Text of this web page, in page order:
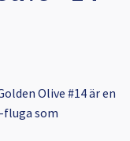
Olive #14 är en
fluga som